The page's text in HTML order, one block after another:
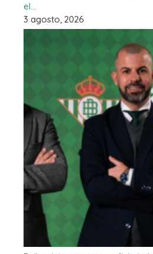
el…
3 agosto, 2026